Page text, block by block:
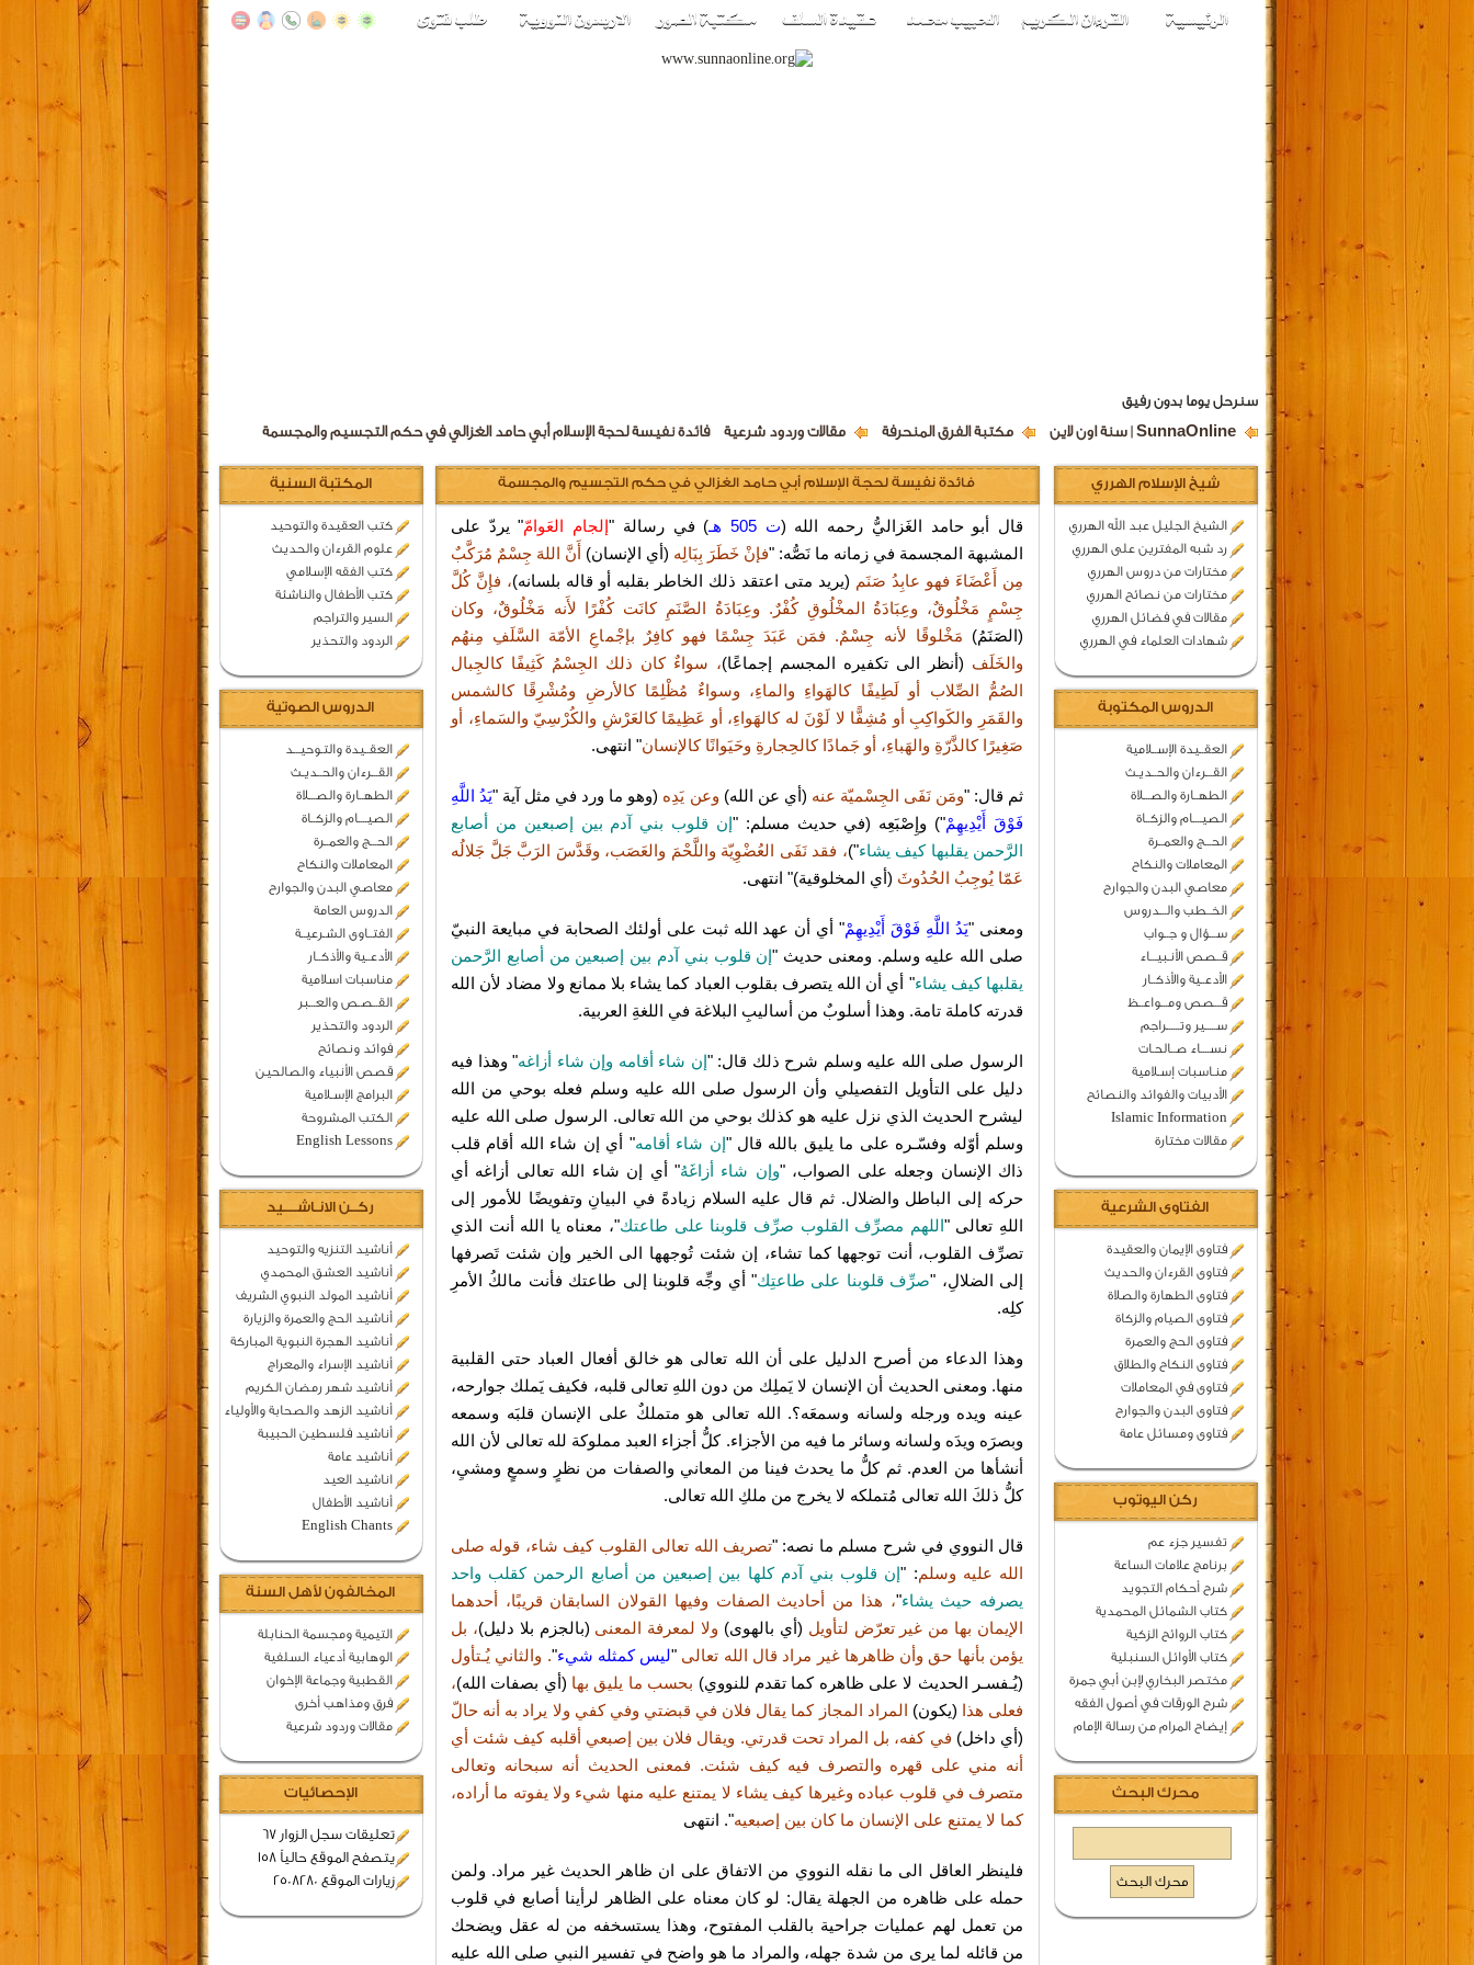
سنرحل يوما بدون رفيق
SunnaOnline | سنة اون لاين مكتبة الفرق المنحرفة مقالات وردود شرعية فائدة نفيسة لحجة الإسلام أبي حامد الغزالي في حكم التجسيم والمجسمة
شيخ الإسلام الهرري
الشيخ الجليل عبد الله الهرري
رد شبه المفترين على الهرري
مختارات من دروس الهرري
مختارات من نصائح الهرري
مقالات في فضائل الهرري
شهادات العلماء في الهرري
الدروس المكتوبة
العقــيدة الإســلامية
القـــرءان والحــديـث
الطهــارة والصـــلاة
الصيــــام والزكــاة
الحـــج والعمــرة
المعاملات والنكاح
معاصي البدن والجوارح
الخــطب والـــدروس
ســـؤال و جــواب
قــصص الأنـبيـــاء
الأدعــية والأذكــار
قـــصص ومـــواعــظ
ســـــير وتــــــراجم
نســــاء صــالحـات
منـاسبات إسـلامية
الأدبيات والفوائد والنصائح
Islamic Information
مقالات مختارة
الفتاوى الشرعية
فتاوى الإيمان والعقيدة
فتاوى القرءان والحديث
فتاوى الطهارة والصلاة
فتاوى الصيام والزكاة
فتاوى الحج والعمرة
فتاوى النكاح والطلاق
فتاوى في المعاملات
فتاوى البدن والجوارح
فتاوى ومسائل عامة
ركن اليوتوب
تفسير جزء عم
برنامج علامات الساعة
شرح أحكام التجويد
كتاب الشمائل المحمدية
كتاب الروائح الزكية
كتاب الأوائل السنبلية
مختصر البخاري لإبن أبي جمرة
شرح الورقات في أصول الفقه
إيضاح المرام من رسالة الإمام
محرك البحث
المكتبة السنية
كتب العقيدة والتوحيد
علوم القرءان والحديث
كتب الفقه الإسلامي
كتب الأطفال والناشئة
السير والتراجم
الردود والتحذير
الدروس الصوتية
العقــيدة والتـوحيـــد
القـــرءان والحــديـث
الطهــارة والصـــلاة
الصيــــام والزكــاة
الحـــج والعمــرة
المعاملات والنكاح
معاصي البدن والجوارح
الدروس العامة
الفتــاوى الشـرعيــة
الأدعــية والأذكــار
مناسبات اسلامية
القــصـص والعـــبر
الردود والتحذير
فوائد ونصائح
قصص الأنبياء والصالحين
البرامج الإسـلامية
الكتب المشروحة
English Lessons
ركــن الانـاشــــيد
أناشيد التنزيه والتوحيد
أناشيد العشق المحمدي
أناشيد المولد النبوي الشريف
أناشيد الحج والعمرة والزيارة
أناشيد الهجرة النبوية المباركة
أناشيد الإسراء والمعراج
أناشيد شهر رمضان الكريم
أناشيد الزهد والصحابة والأولياء
أناشيد فلسطين الحبيبة
أناشيد عامة
اناشيد العيد
أناشيد الأطفال
English Chants
المخالفون لأهل السنة
التيمية ومجسمة الحنابلة
الوهابية أدعياء السلفية
القطبية وجماعة الإخوان
فرق ومذاهب أخرى
مقالات وردود شرعية
الإحصائيات
تعليقات سجل الزوار 67
يتصفح الموقع حالياً 158
زيارات الموقع 2508280
فائدة نفيسة لحجة الإسلام أبي حامد الغزالي في حكم التجسيم والمجسمة
قال أبو حامد الغَزاليُّ رحمه الله (ت 505 هـ ) في رسالة "إلجام العَوامّ" يردّ على
المشبهة المجسمة في زمانه ما نَصُّه: "فإنْ خَطَرَ بِبَالِه (أي الإنسان) أَنَّ اللهَ جِسْمٌ مُرَكَّبٌ
مِن أَعْضَاءَ فهو عابِدُ صَنَم (يريد متى اعتقد ذلك الخاطر بقلبه أو قاله بلسانه)، فإِنَّ كُلَّ
جِسْمٍ مَخْلُوقٌ، وعِبَادَةُ المخْلُوقِ كُفْرٌ. وعِبَادَةُ الصَّنَمِ كانَت كُفْرًا لأَنه مَخْلُوقٌ، وكان
(الصَنَمُ) مَخْلوقًا لأنه جِسْمٌ. فمَن عَبَدَ جِسْمًا فهو كافِرٌ بإجْماعِ الأمّة السَّلَفِ مِنهُم
والخَلَف (أنظر الى تكفيره المجسم إجماعًا)، سواءٌ كان ذلك الجِسْمُ كَثِيفًا كالجِبال
الصُمُّ الصِّلاب أو لَطِيفًا كالهَواءِ والماءِ، وسواءٌ مُظْلِمًا كالأرضِ ومُشْرِقًا كالشمس
والقَمَرِ والكَواكِبِ أو مُشِفًّا لا لَوْنَ له كالهَواءِ، أو عَظِيمًا كالعَرْشِ والكُرْسِيّ والسَماءِ، أو
صَغِيرًا كالذَّرّةِ والهَباءِ، أو جَمادًا كالحِجارةِ وحَيَوانًا كالإنسان" انتهى.
ثم قال: "ومَن نَفَى الجِسْميّة عنه (أي عن الله) وعن يَدِه (وهو ما ورد في مثل آية "يَدُ اللَّهِ
فَوْقَ أَيْدِيهِمْ") وإِصْبَعِه (في حديث مسلم: "إن قلوب بني آدم بين إصبعين من أصابع
الرَّحمن يقلبها كيف يشاء")، فقد نَفَى العُضْوِيّة واللَّحْمَ والعَصَب، وقَدَّسَ الرَبَّ جَلَّ جَلالُه
عَمّا يُوجِبُ الحُدُوثَ (أي المخلوقية)" انتهى.
ومعنى "يَدُ اللَّهِ فَوْقَ أَيْدِيهِمْ" أي أن عهد الله ثبت على أولئك الصحابة في مبايعة النبيّ
صلى الله عليه وسلم. ومعنى حديث "إن قلوب بني آدم بين إصبعين من أصابع الرَّحمن
يقلبها كيف يشاء" أي أن الله يتصرف بقلوب العباد كما يشاء بلا ممانع ولا مضاد لأن الله
قدرته كاملة تامة. وهذا أسلوبٌ من أساليبِ البلاغة في اللغةِ العربية.
الرسول صلى الله عليه وسلم شرح ذلك قال: "إن شاء أقامه وإن شاء أزاغه" وهذا فيه
دليل على التأويل التفصيلي وأن الرسول صلى الله عليه وسلم فعله بوحي من الله
ليشرح الحديث الذي نزل عليه هو كذلك بوحي من الله تعالى. الرسول صلى الله عليه
وسلم أوّله وفسّـره على ما يليق بالله قال "إن شاء أقامه" أي إن شاء الله أقام قلب
ذاك الإنسان وجعله على الصواب، "وإن شاء أزاغَهُ" أي إن شاء الله تعالى أزاغه أي
حركه إلى الباطل والضلال. ثم قال عليه السلام زيادةً في البيانِ وتفويضًا للأمور إلى
اللهِ تعالى "اللهم مصرِّف القلوب صرِّف قلوبنا على طاعتك"، معناه يا الله أنت الذي
تصرِّف القلوب، أنت توجهها كما تشاء، إن شئت تُوجهها الى الخير وإن شئت تَصرفها
إلى الضلالِ، "صرِّف قلوبنا على طاعتِك" أي وجِّه قلوبنا إلى طاعتك فأنت مالكُ الأمرِ
كلِه.
وهذا الدعاء من أصرح الدليل على أن الله تعالى هو خالق أفعال العباد حتى القلبية
منها. ومعنى الحديث أن الإنسان لا يَملِك من دون اللهِ تعالى قلبه، فكيف يَملك جوارحه،
عينه ويده ورجله ولسانه وسمعَه؟. الله تعالى هو متملكٌ على الإنسان قلبَه وسمعه
وبصرَه ويدَه ولسانه وسائر ما فيه من الأجزاء. كلُّ أجزاء العبد مملوكة لله تعالى لأن الله
أنشأها من العدم. ثم كلُّ ما يحدث فينا من المعاني والصفات من نظرٍ وسمعٍ ومشيِ،
كلُّ ذلكَ الله تعالى مُتملكه لا يخرج من ملكِ الله تعالى.
قال النووي في شرح مسلم ما نصه: "تصريف الله تعالى القلوب كيف شاء، قوله صلى
الله عليه وسلم: "إن قلوب بني آدم كلها بين إصبعين من أصابع الرحمن كقلب واحد
يصرفه حيث يشاء"، هذا من أحاديث الصفات وفيها القولان السابقان قريبًا، أحدهما
الإيمان بها من غير تعرّض لتأويل (أي بالهوى) ولا لمعرفة المعنى (بالجزم بلا دليل)، بل
يؤمن بأنها حق وأن ظاهرها غير مراد قال الله تعالى "ليس كمثله شيء". والثاني يُـتأول
(يُـفسـر الحديث لا على ظاهره كما تقدم للنووي) بحسب ما يليق بها (أي بصفات الله)،
فعلى هذا (يكون) المراد المجاز كما يقال فلان في قبضتي وفي كفي ولا يراد به أنه حالّ
(أي داخل) في كفه، بل المراد تحت قدرتي. ويقال فلان بين إصبعي أقلبه كيف شئت أي
أنه مني على قهره والتصرف فيه كيف شئت. فمعنى الحديث أنه سبحانه وتعالى
متصرف في قلوب عباده وغيرها كيف يشاء لا يمتنع عليه منها شيء ولا يفوته ما أراده،
كما لا يمتنع على الإنسان ما كان بين إصبعيه". انتهى
فلينظر العاقل الى ما نقله النووي من الاتفاق على ان ظاهر الحديث غير مراد. ولمن
حمله على ظاهره من الجهلة يقال: لو كان معناه على الظاهر لرأينا أصابع في قلوب
من تعمل لهم عمليات جراحية بالقلب المفتوح، وهذا يستسخفه من له عقل ويضحك
من قائله لما يرى من شدة جهله، والمراد ما هو واضح في تفسير النبي صلى الله عليه